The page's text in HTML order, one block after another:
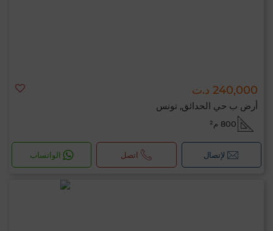
240,000 د.ت
أرض ب حي الحدائق, تونس
800 م²
لإتصال اتصل الواتساب